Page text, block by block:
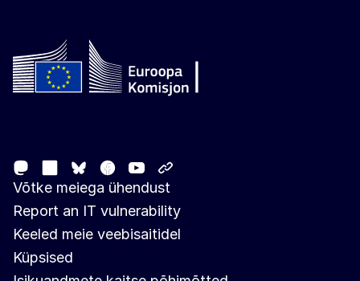
MastodonLinkedIn
Bluesky
Facebook
Youtube
Võtke meiega ühendust
Report an IT vulnerability
Keeled meie veebisaitidel
Küpsised